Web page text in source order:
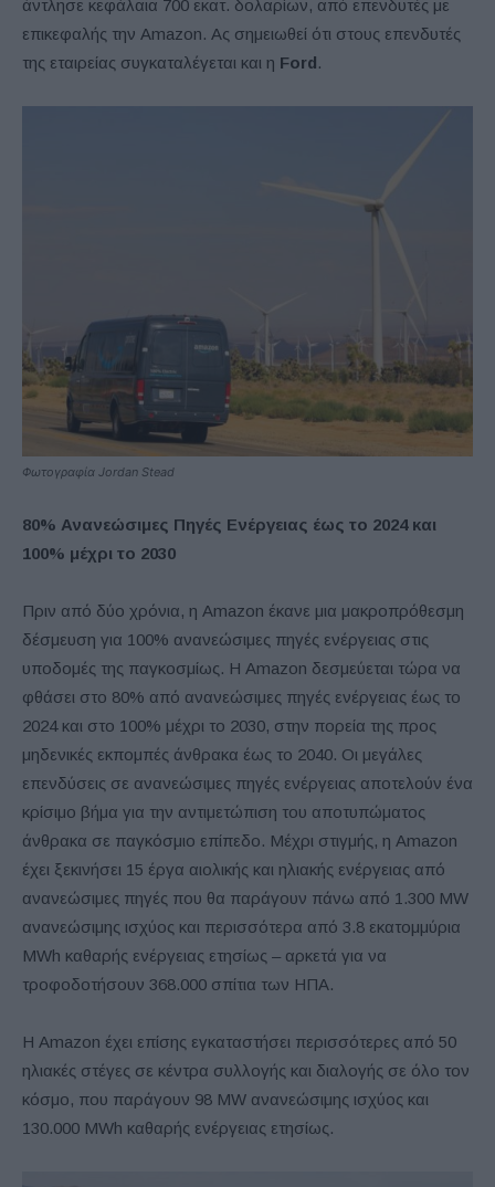
άντλησε κεφάλαια 700 εκατ. δολαρίων, από επενδυτές με
επικεφαλής την Amazon. Ας σημειωθεί ότι στους επενδυτές
της εταιρείας συγκαταλέγεται και η Ford .
Φωτογραφία Jordan Stead
80% Ανανεώσιμες Πηγές Ενέργειας έως το 2024 και
100% μέχρι το 2030
Πριν από δύο χρόνια, η Amazon έκανε μια μακροπρόθεσμη
δέσμευση για 100% ανανεώσιμες πηγές ενέργειας στις
υποδομές της παγκοσμίως. Η Amazon δεσμεύεται τώρα να
φθάσει στο 80% από ανανεώσιμες πηγές ενέργειας έως το
2024 και στο 100% μέχρι το 2030, στην πορεία της προς
μηδενικές εκπομπές άνθρακα έως το 2040. Οι μεγάλες
επενδύσεις σε ανανεώσιμες πηγές ενέργειας αποτελούν ένα
κρίσιμο βήμα για την αντιμετώπιση του αποτυπώματος
άνθρακα σε παγκόσμιο επίπεδο. Μέχρι στιγμής, η Amazon
έχει ξεκινήσει 15 έργα αιολικής και ηλιακής ενέργειας από
ανανεώσιμες πηγές που θα παράγουν πάνω από 1.300 MW
ανανεώσιμης ισχύος και περισσότερα από 3.8 εκατομμύρια
MWh καθαρής ενέργειας ετησίως – αρκετά για να
τροφοδοτήσουν 368.000 σπίτια των ΗΠΑ.
Η Amazon έχει επίσης εγκαταστήσει περισσότερες από 50
ηλιακές στέγες σε κέντρα συλλογής και διαλογής σε όλο τον
κόσμο, που παράγουν 98 MW ανανεώσιμης ισχύος και
130.000 MWh καθαρής ενέργειας ετησίως.